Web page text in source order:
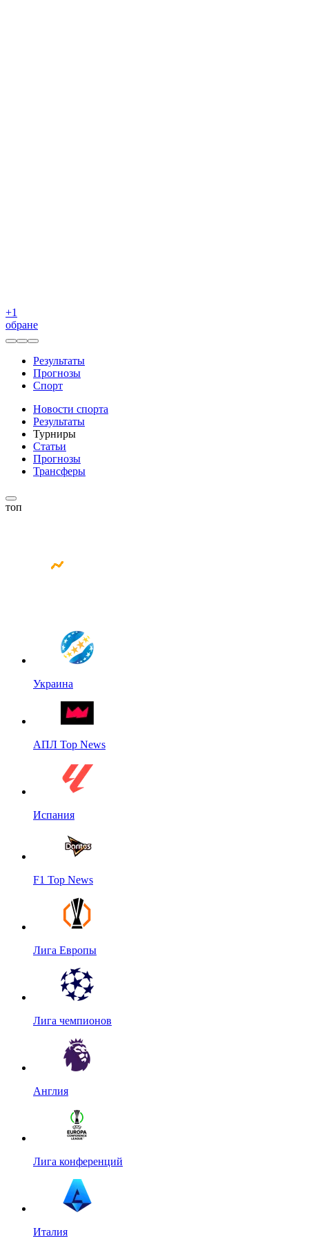
+1
обране
Результаты
Прогнозы
Спорт
Новости спорта
Результаты
Турниры
Статьи
Прогнозы
Трансферы
топ
Украина
АПЛ Top News
Испания
F1 Top News
Лига Европы
Лига чемпионов
Англия
Лига конференций
Италия